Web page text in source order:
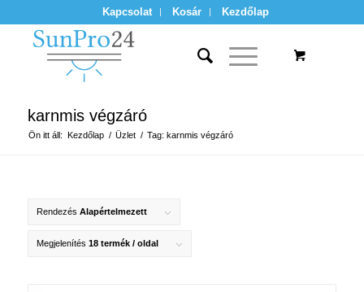
Kapcsolat Kosár Kezdőlap
karnmis végzáró
Ön itt áll: Kezdőlap / Üzlet / Tag: karnmis végzáró
Rendezés Alapértelmezett
Megjelenítés 18 termék / oldal